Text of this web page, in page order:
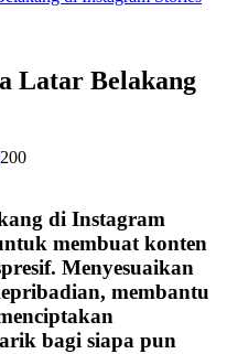
Latar Belakang
200
di Instagram
membuat konten
Menyesuaikan
membantu
bagi siapa pun